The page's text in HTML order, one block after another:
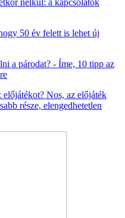
50 év felett is lehet új
a párodat? - Íme, 10 tipp az
Nos, az előjáték
része, elengedhetetlen